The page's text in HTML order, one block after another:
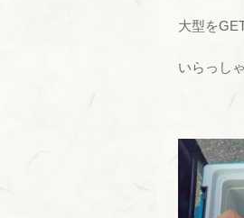
大型を
いらっし